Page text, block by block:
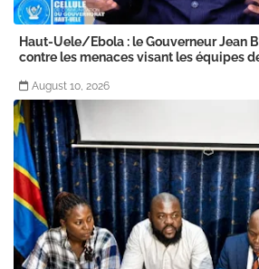
Haut-Uele/Ebola : le Gouverneur Jean
contre les menaces visant les équipes
August 10, 2026